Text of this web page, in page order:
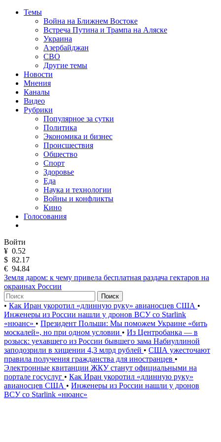
Темы
Война на Ближнем Востоке
Встреча Путина и Трампа на Аляске
Украина
Азербайджан
СВО
Другие темы
Новости
Мнения
Каналы
Видео
Рубрики
Популярное за сутки
Политика
Экономика и бизнес
Происшествия
Общество
Спорт
Здоровье
Еда
Наука и технологии
Войны и конфликты
Кино
Голосования
Войти
¥ 0.52
$ 82.17
€ 94.84
Земля даром: к чему привела бесплатная раздача гектаров на
окраинах России
Поиск
• Как Иран укоротил «длинную руку» авианосцев США •
Инженеры из России нашли у дронов ВСУ со Starlink
«нюанс» • Президент Польши: Мы поможем Украине «бить
москалей», но при одном условии • Из Центробанка — в
розыск: уехавшего из России бывшего зама Набиуллиной
заподозрили в хищении 4,3 млрд рублей • США ужесточают
правила получения гражданства для иностранцев •
Электронные квитанции ЖКУ станут официальными на
портале госуслуг • Как Иран укоротил «длинную руку»
авианосцев США • Инженеры из России нашли у дронов
ВСУ со Starlink «нюанс»